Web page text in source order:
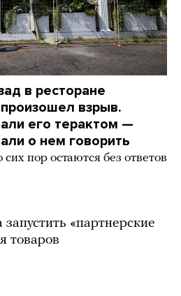
в ресторане
взрыв.
его терактом —
о нем говорить
пор остаются без ответов
«партнерские
товаров